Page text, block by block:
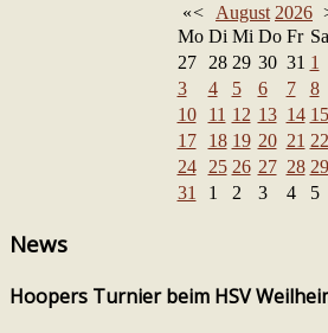
«< August 2026
Mo Di Mi Do Fr Sa
27
28 29 30 31 1
3
4 5 6 7 8
10
11 12 13 14 15
17
18 19 20 21 22
24
25 26 27 28 29
31
1 2 3 4 5
News
Hoopers Turnier beim HSV